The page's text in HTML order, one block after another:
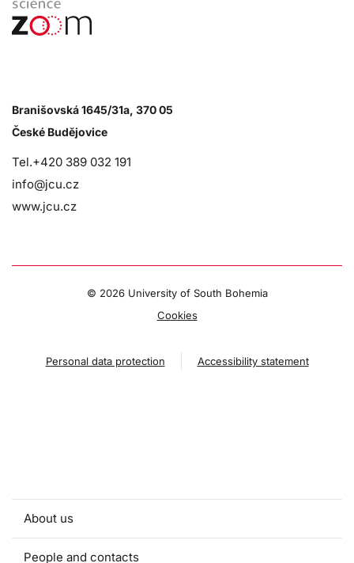
Branišovská 1645/31a, 370 05
České Budějovice
Tel.+420 389 032 191
info@jcu.cz
www.jcu.cz
© 2026 University of South Bohemia
Cookies
Personal data protection Accessibility statement
About us
People and contacts